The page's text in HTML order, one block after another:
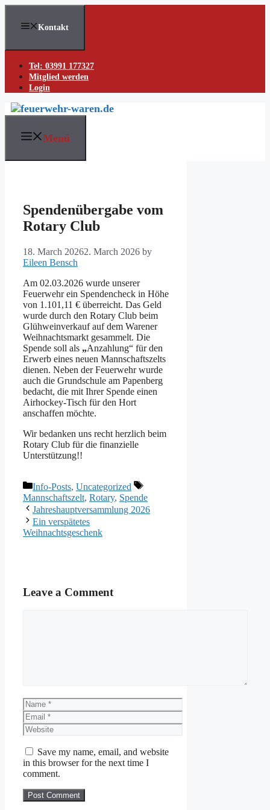
Skip
content
Kontakt
Tel: 03991 177327
Mitglied werden
Login
Menü
Spendenübergabe vom
Rotary Club
18. March 20262. March 2026 by
Eileen Bensch
Am 02.03.2026 wurde unserer
Feuerwehr ein Spendencheck in Höhe
von 1.101,11 € überreicht. Das Geld
wurde durch den Rotary Club beim
Glühweinverkauf auf dem Warener
Weihnachtsmarkt gesammelt. Die
Spende soll als „Anzahlung“ für den
Erwerb eines neuen Mannschaftszelts
dienen. Neben der Feuerwehr wurde
auch die Grundschule am Papenberg
bedacht, die mit Ihrer Spende einen
Airhockey-Tisch für den Hort
anschaffen möchte.
Wir bedanken uns recht herzlich beim
Rotary Club für die finanzielle
Unterstützung!!
Categories
Info-Posts, Uncategorized
Tags
Mannschaftszelt, Rotary, Spende
Jahreshauptversammlung 2026
Ein verspätetes
Weihnachtsgeschenk
Leave a Comment
Name
Email
Website
Save my name, email, and website
in this browser for the next time I
comment.